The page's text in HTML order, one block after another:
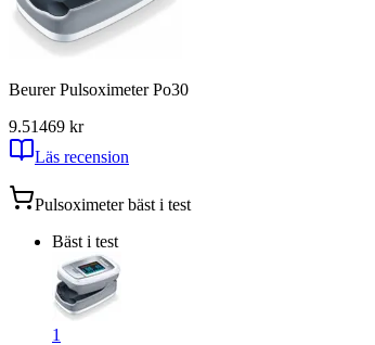
Beurer Pulsoximeter Po30
9.51469 kr
Läs recension
Pulsoximeterbäst i test
Bäst i test
1